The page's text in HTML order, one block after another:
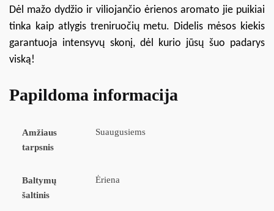
Dėl mažo dydžio ir viliojančio ėrienos aromato jie puikiai
tinka kaip atlygis treniruočių metu. Didelis mėsos kiekis
garantuoja intensyvų skonį, dėl kurio jūsų šuo padarys
viską!
Papildoma informacija
Amžiaus
tarpsnis
Suaugusiems
Baltymų
šaltinis
Ėriena